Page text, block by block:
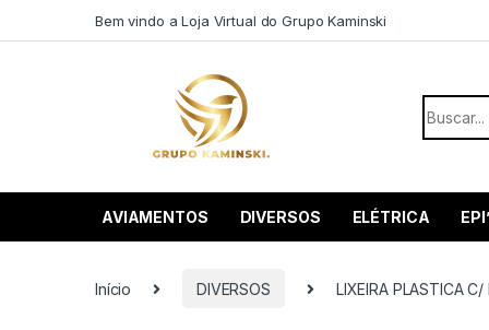
Bem vindo a Loja Virtual do Grupo Kaminski
AVIAMENTOS DIVERSOS ELÉTRICA
Início DIVERSOS LIXEIRA PLASTICA